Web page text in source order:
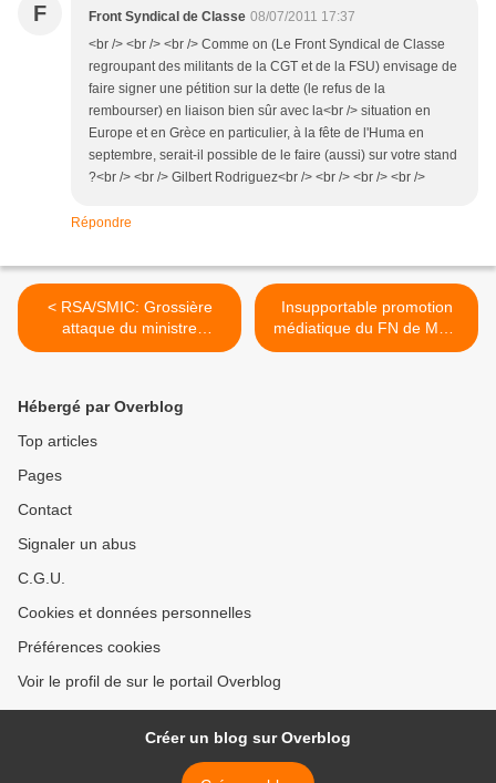
F Front Syndical de Classe 08/07/2011 17:37
<br /> <br /> <br /> Comme on (Le Front Syndical de Classe
regroupant des militants de la CGT et de la FSU) envisage de
faire signer une pétition sur la dette (le refus de la
rembourser) en liaison bien sûr avec la<br /> situation en
Europe et en Grèce en particulier, à la fête de l'Huma en
septembre, serait-il possible de le faire (aussi) sur votre stand
?<br /> <br /> Gilbert Rodriguez<br /> <br /> <br /> <br />
Répondre
< RSA/SMIC: Grossière
attaque du ministre
Wauquiez contre les
Insupportable promotion
médiatique du FN de Mme
Le Pen: manifestation
Hébergé par Overblog
Top articles
Pages
Contact
Signaler un abus
C.G.U.
Cookies et données personnelles
Préférences cookies
Voir le profil de sur le portail Overblog
Créer un blog sur Overblog